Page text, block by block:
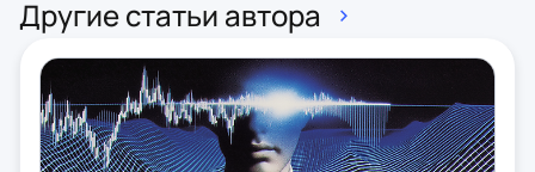
Другие статьи автора